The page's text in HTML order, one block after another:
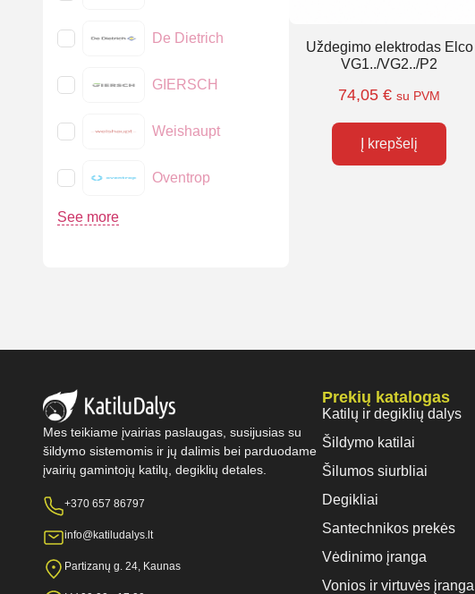
De Dietrich
GIERSCH
Weishaupt
Oventrop
See more
Uždegimo elektrodas Elco
VG1../VG2../P2
74,05€ su PVM
Į krepšelį
Mes teikiame įvairias paslaugas, susijusias su
šildymo sistemomis ir jų dalimis bei parduodame
įvairių gamintojų katilų, degiklių detales.
+370 657 86797
info@katiludalys.lt
Partizanų g. 24, Kaunas
Prekių katalogas
Katilų ir degiklių dalys
Šildymo katilai
Šilumos siurbliai
Degikliai
Santechnikos prekės
Vėdinimo įranga
Vonios ir virtuvės įranga